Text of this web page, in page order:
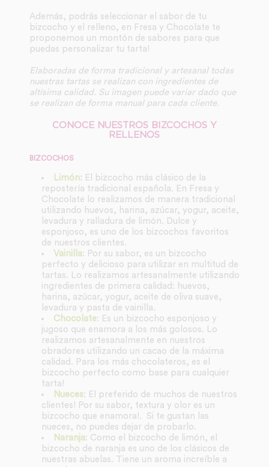
Además, podrás seleccionar el sabor de tu
bizcocho y el relleno, en Fresa y Chocolate te
proponemos un montón de sabores para que
puedas personalizar tu tarta!
Elaboradas de forma tradicional y artesanal todas
nuestras tartas se realizan con ingredientes de
altísima calidad. Su imagen puede variar dado que
se realizan de forma manual para cada cliente.
CONOCE NUESTROS BIZCOCHOS Y
RELLENOS
BIZCOCHOS
Limón: El bizcocho más clásico de la
repostería tradicional española. En Fresa y
Chocolate lo realizamos de manera tradicional
utilizando huevos, harina, azúcar, yogur, aceite,
levadura y ralladura de limón. Dulce y
esponjoso, es uno de los bizcochos favoritos
de nuestros clientes.
Vainilla: Por su sabor, es un bizcocho
perfecto y delicioso para utilizar en multitud de
tartas. Lo realizamos artesanalmente utilizando
ingredientes de primera calidad: huevos,
harina, azúcar, yogur, aceite de oliva suave,
levadura y pasta de vainilla.
Chocolate: Es un bizcocho esponjoso y
jugoso que enamora a los más golosos. Lo
realizamos artesanalmente en nuestros
obradores utilizando un cacao de la máxima
calidad. Para los más chocolateros, es el
bizcocho perfecto como base para cualquier
tarta!
Nueces: El preferido de muchos de nuestros
clientes! Por su sabor, textura y olor es un
bizcocho que enamora!. Si te gustan las
nueces, no puedes dejar de probarlo.
Naranja: Como el bizcocho de limón, el
bizcocho de naranja es uno de los clásicos de
nuestras abuelas. Tiene un aroma increíble a